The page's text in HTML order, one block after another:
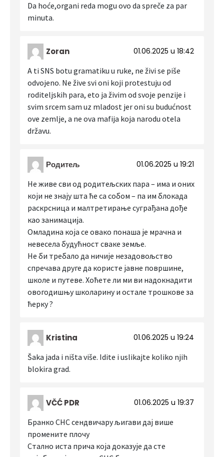
Da hoće,organi reda mogu ovo da spreče za par
minuta.
Zoran
01.06.2025 u 18:42
A ti SNS botu gramatiku u ruke, ne živi se piše
odvojeno. Ne žive svi oni koji protestuju od
roditeljskih para, eto ja živim od svoje penzije i
svim srcem sam uz mladost jer oni su budućnost
ove zemlje, a ne ova mafija koja narodu otela
državu.
Родитељ
01.06.2025 u 19:21
Не живе сви од родитељских пара – има и оних
који не знају шта ће са собом – па им блокада
раскрсница и малтретирање суграђана дође
као занимација.
Омладина која се овако понаша је мрачна и
невесела будућност сваке земље.
Не би требало да ничије незадовољство
спречава друге да користе јавне површине,
школе и путеве. Хоћете ли ми ви надокнадити
овогодишњу школарину и остале трошкове за
ћерку ?
Kristina
01.06.2025 u 19:24
Šaka jada i ništa više. Idite i uslikajte koliko njih
blokira grad.
VČĆ PDR
01.06.2025 u 19:37
Бранко СНС сендвичару љигави дај више
промените плочу
Стално иста прича која доказује да сте